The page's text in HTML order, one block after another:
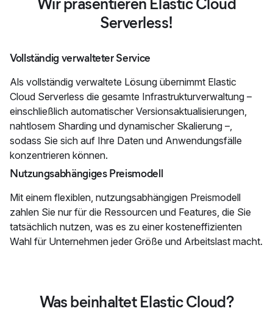
Serverless!
Vollständig verwalteter Service
Als vollständig verwaltete Lösung übernimmt Elastic
Cloud Serverless die gesamte Infrastrukturverwaltung –
einschließlich automatischer Versionsaktualisierungen,
nahtlosem Sharding und dynamischer Skalierung –,
sodass Sie sich auf Ihre Daten und Anwendungsfälle
konzentrieren können.
Nutzungsabhängiges Preismodell
Mit einem flexiblen, nutzungsabhängigen Preismodell
zahlen Sie nur für die Ressourcen und Features, die Sie
tatsächlich nutzen, was es zu einer kosteneffizienten
Wahl für Unternehmen jeder Größe und Arbeitslast macht.
Was beinhaltet Elastic Cloud?